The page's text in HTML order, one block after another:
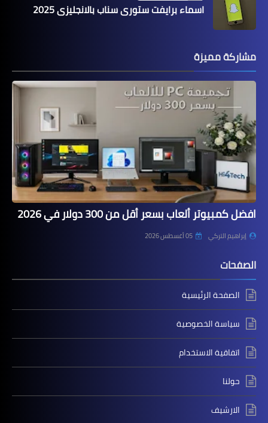
اسماء برايفت ستوري سناب بالانجليزي 2025
مشاركة مميزة
افضل كمبيوتر ألعاب بسعر أقل من 300 دولار في 2026
إبراهيم التركي 05 أغسطس 2026
الصفحات
الصفحة الرئيسية
سياسة الخصوصية
اتفاقية الاستخدام
حولنا
الارشيف